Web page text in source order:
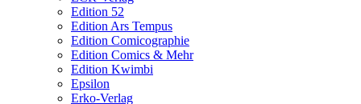
Edition 52
Edition Ars Tempus
Edition Comicographie
Edition Comics & Mehr
Edition Kwimbi
Epsilon
Erko-Verlag